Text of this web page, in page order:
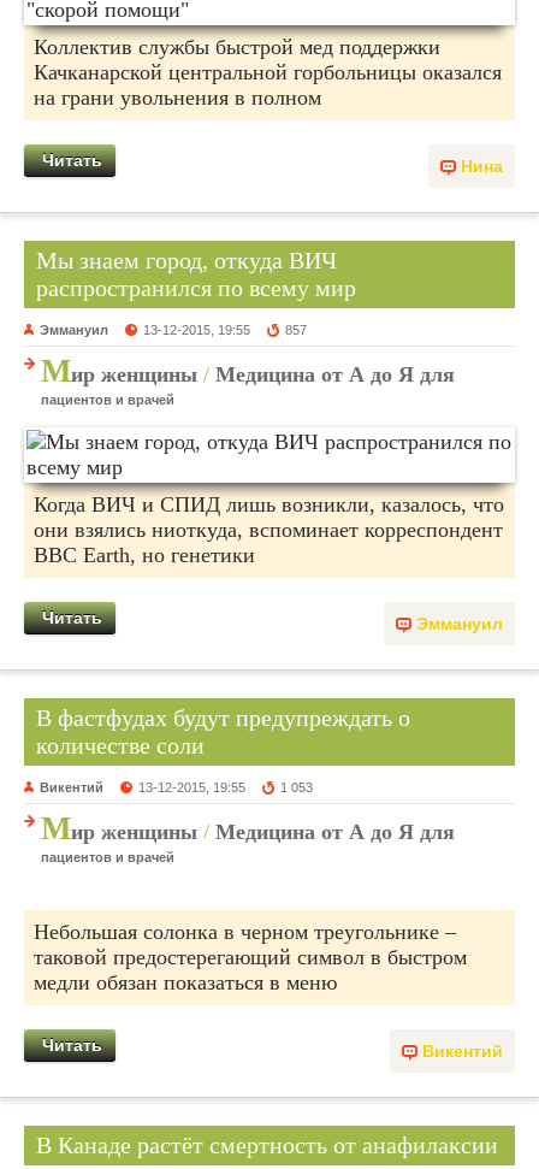
Коллектив службы быстрой мед поддержки
Качканарской центральной горбольницы оказался
на грани увольнения в полном
Нина
Читать
Мы знаем город, откуда ВИЧ
распространился по всему мир
Эммануил 13-12-2015, 19:55 857
Мир женщины / Медицина от А до Я для
пациентов и врачей
Когда ВИЧ и СПИД лишь возникли, казалось, что
они взялись ниоткуда, вспоминает корреспондент
BBC Earth, но генетики
Эммануил
Читать
В фастфудах будут предупреждать о
количестве соли
Викентий 13-12-2015, 19:55 1 053
Мир женщины / Медицина от А до Я для
пациентов и врачей
Небольшая солонка в черном треугольнике –
таковой предостерегающий символ в быстром
медли обязан показаться в меню
Викентий
Читать
В Канаде растёт смертность от анафилаксии